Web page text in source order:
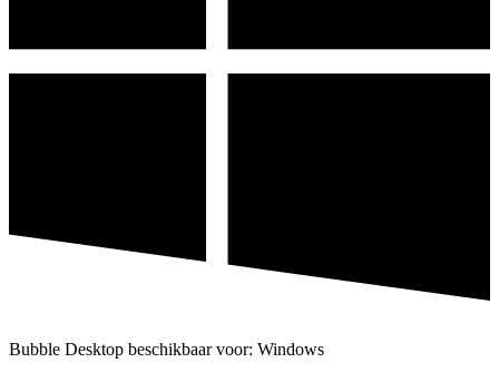
Bubble Desktop beschikbaar voor: Windows